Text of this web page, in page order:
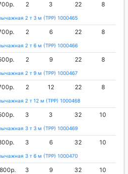
2 3 22 8
2 т 3 м (ТРР) 1000465
2 6 22 8
2 т 6 м (ТРР) 1000466
2 9 22 8
2 т 9 м (ТРР) 1000467
2 12 22 8
2 т 12 м (ТРР) 1000468
3 3 32 10
3 т 3 м (ТРР) 1000469
3 6 32 10
3 т 6 м (ТРР) 1000470
3 9 32 10